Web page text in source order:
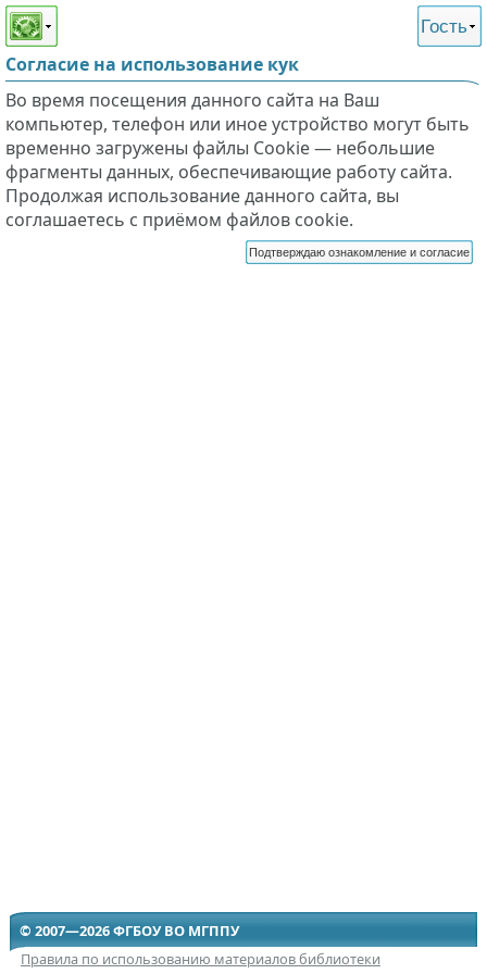
Этот сайт поддерживает
слабовидящих
Гость
Согласие на использование кук
Во время посещения данного сайта на Ваш
компьютер, телефон или иное устройство могут быть
временно загружены файлы Cookie — небольшие
фрагменты данных, обеспечивающие работу сайта.
Продолжая использование данного сайта, вы
соглашаетесь с приёмом файлов cookie.
Подтверждаю ознакомление и согласие
© 2007—2026 ФГБОУ ВО МГППУ
Правила по использованию материалов библиотеки